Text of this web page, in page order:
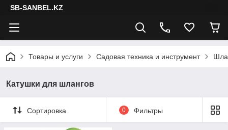
SB-SANBEL.KZ
Товары и услуги Садовая техника и инструмент
Катушки для шлангов
Сортировка 0 Фильтры